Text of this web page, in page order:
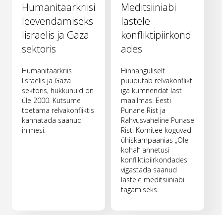
Humanitaarkriisi
leevendamiseks
Iisraelis ja Gaza
sektoris
Humanitaarkriis
Iisraelis ja Gaza
sektoris, hukkunuid on
üle 2000. Kutsume
toetama relvakonfliktis
kannatada saanud
inimesi.
Meditsiiniabi
lastele
konfliktipiirkond
ades
Hinnanguliselt
puudutab relvakonflikt
iga kümnendat last
maailmas. Eesti
Punane Rist ja
Rahvusvaheline Punase
Risti Komitee koguvad
ühiskampaanias „Ole
kohal“ annetusi
konfliktipiirkondades
vigastada saanud
lastele meditsiiniabi
tagamiseks.